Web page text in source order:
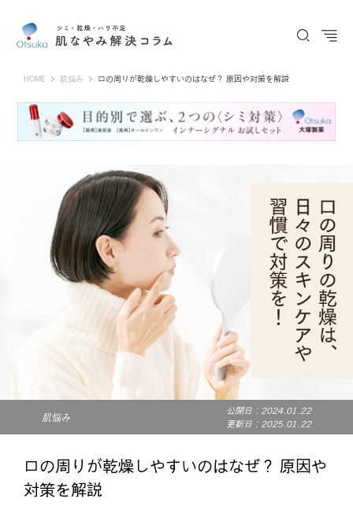
HOME Otsuka Pharmaceutical Co., Ltd.
肌悩み 口の周りが乾燥しやすいのはなぜ？ 原因や対策を解説
肌悩み
公開日：2024.01.22
更新日：2025.01.22
口の周りが乾燥しやすいのはなぜ？ 原因や
対策を解説